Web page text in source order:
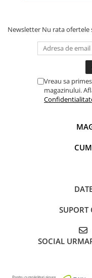
Newsletter Nu rata
Vreau sa
magazinului.
SUPORT
SOCIAL